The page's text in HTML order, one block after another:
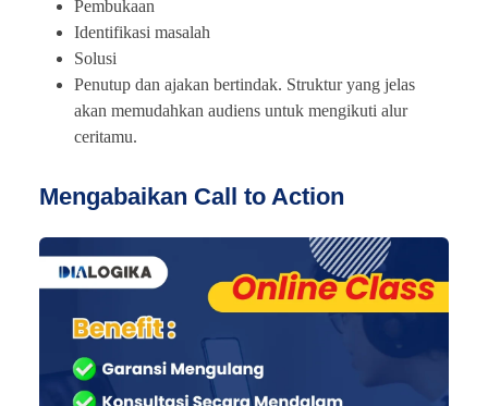
Pembukaan
Identifikasi masalah
Solusi
Penutup dan ajakan bertindak. Struktur yang jelas
akan memudahkan audiens untuk mengikuti alur
ceritamu.
Mengabaikan Call to Action